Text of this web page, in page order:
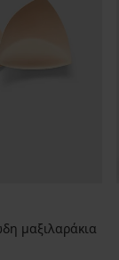
μαξιλαράκια